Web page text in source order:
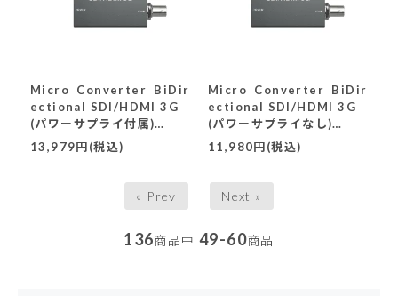
Micro Converter BiDir
ectional SDI/HDMI 3G
(パワーサプライ付属)
〔CONVBDC/SDI/HDMI
03G/PS〕
13,979円(税込)
Micro Converter BiDir
ectional SDI/HDMI 3G
(パワーサプライなし)
〔CONVBDC/SDI/HDMI
03G〕
11,980円(税込)
« Prev Next »
136商品中 49-60商品